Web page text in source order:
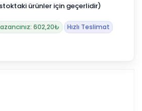
ürünler için geçerlidir)
602,20₺ Hızlı Teslimat